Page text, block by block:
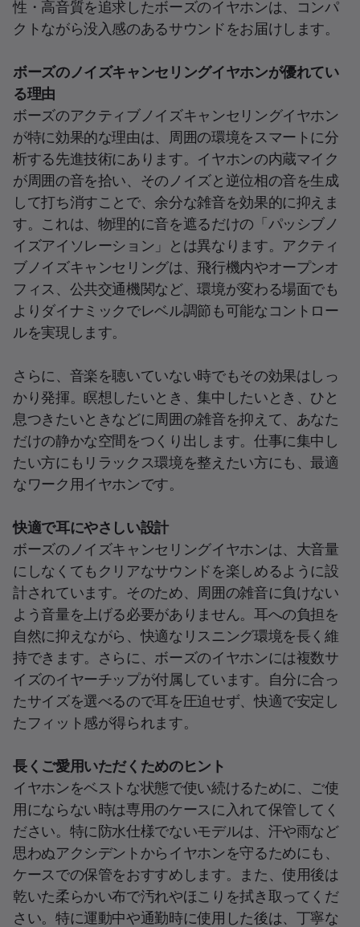
性・高音質を追求したボーズのイヤホンは、コンパ
クトながら没入感のあるサウンドをお届けします。
ボーズのノイズキャンセリングイヤホンが優れてい
る理由
ボーズのアクティブノイズキャンセリングイヤホン
が特に効果的な理由は、周囲の環境をスマートに分
析する先進技術にあります。イヤホンの内蔵マイク
が周囲の音を拾い、そのノイズと逆位相の音を生成
して打ち消すことで、余分な雑音を効果的に抑えま
す。これは、物理的に音を遮るだけの「パッシブノ
イズアイソレーション」とは異なります。アクティ
ブノイズキャンセリングは、飛行機内やオープンオ
フィス、公共交通機関など、環境が変わる場面でも
よりダイナミックでレベル調節も可能なコントロー
ルを実現します。
さらに、音楽を聴いていない時でもその効果はしっ
かり発揮。瞑想したいとき、集中したいとき、ひと
息つきたいときなどに周囲の雑音を抑えて、あなた
だけの静かな空間をつくり出します。仕事に集中し
たい方にもリラックス環境を整えたい方にも、最適
なワーク用イヤホンです。
快適で耳にやさしい設計
ボーズのノイズキャンセリングイヤホンは、大音量
にしなくてもクリアなサウンドを楽しめるように設
計されています。そのため、周囲の雑音に負けない
よう音量を上げる必要がありません。耳への負担を
自然に抑えながら、快適なリスニング環境を長く維
持できます。さらに、ボーズのイヤホンには複数サ
イズのイヤーチップが付属しています。自分に合っ
たサイズを選べるので耳を圧迫せず、快適で安定し
たフィット感が得られます。
長くご愛用いただくためのヒント
イヤホンをベストな状態で使い続けるために、ご使
用にならない時は専用のケースに入れて保管してく
ださい。特に防水仕様でないモデルは、汗や雨など
思わぬアクシデントからイヤホンを守るためにも、
ケースでの保管をおすすめします。また、使用後は
乾いた柔らかい布で汚れやほこりを拭き取ってくだ
さい。特に運動中や通勤時に使用した後は、丁寧な